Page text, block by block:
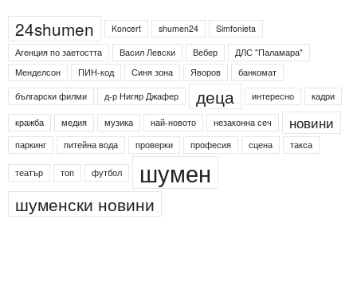
24shumen Koncert shumen24
Simfonieta
Агенция по заетостта
Васил Левски Вебер
ДЛС "Паламара"
Менделсон
ПИН-код Синя зона Яворов
банкомат
български филми
д-р Нигяр Джафер деца интересно кадри
кражба медия музика най-новото незаконна сеч новини
паркинг питейна вода проверки професия сцена такса
театър топ футбол шумен
шуменски новини